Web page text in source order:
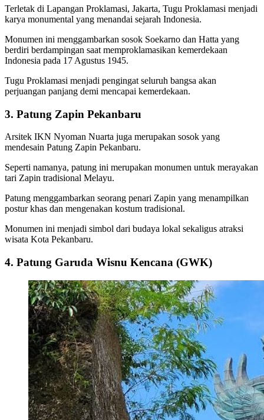
Terletak di Lapangan Proklamasi, Jakarta, Tugu Proklamasi menjadi
karya monumental yang menandai sejarah Indonesia.
Monumen ini menggambarkan sosok Soekarno dan Hatta yang
berdiri berdampingan saat memproklamasikan kemerdekaan
Indonesia pada 17 Agustus 1945.
Tugu Proklamasi menjadi pengingat seluruh bangsa akan
perjuangan panjang demi mencapai kemerdekaan.
3. Patung Zapin Pekanbaru
Arsitek IKN Nyoman Nuarta juga merupakan sosok yang
mendesain Patung Zapin Pekanbaru.
Seperti namanya, patung ini merupakan monumen untuk merayakan
tari Zapin tradisional Melayu.
Patung menggambarkan seorang penari Zapin yang menampilkan
postur khas dan mengenakan kostum tradisional.
Monumen ini menjadi simbol dari budaya lokal sekaligus atraksi
wisata Kota Pekanbaru.
4. Patung Garuda Wisnu Kencana (GWK)